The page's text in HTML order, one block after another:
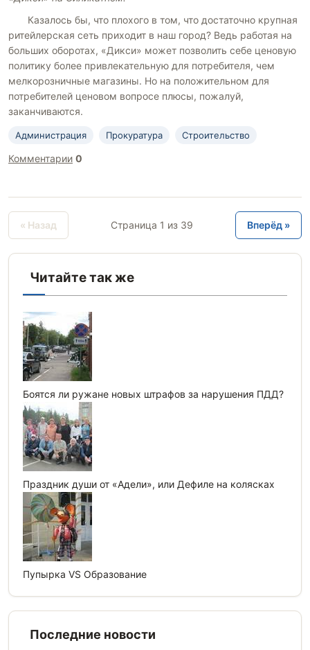
Казалось бы, что плохого в том, что достаточно крупная
ритейлерская сеть приходит в наш город? Ведь работая на
больших оборотах, «Дикси» может позволить себе ценовую
политику более привлекательную для потребителя, чем
мелкорозничные магазины. Но на положительном для
потребителей ценовом вопросе плюсы, пожалуй,
заканчиваются.
Администрация Прокуратура Строительство
Комментарии 0
« Назад Страница 1 из 39 Вперёд »
Читайте так же
Боятся ли ружане новых штрафов за нарушения ПДД?
Праздник души от «Адели», или Дефиле на колясках
Пупырка VS Образование
Последние новости